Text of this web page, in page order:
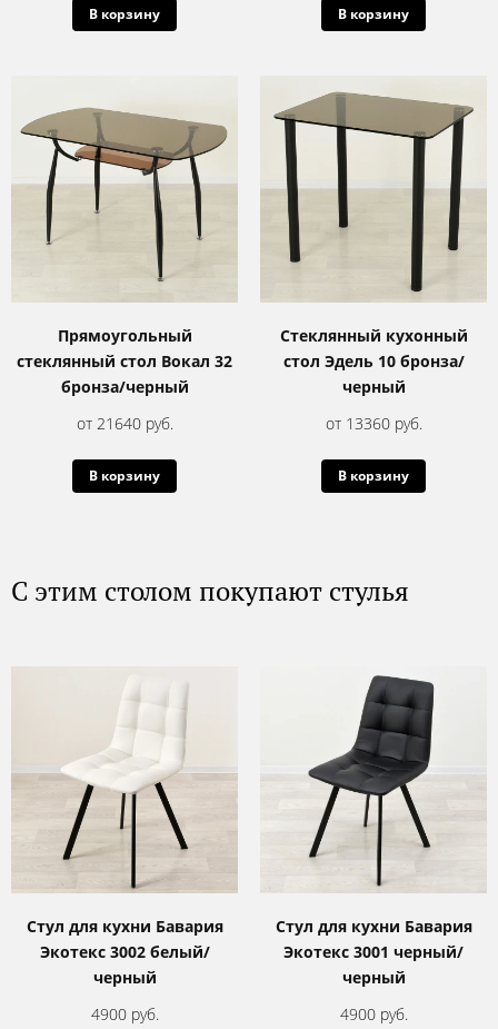
В корзину В корзину
Прямоугольный
стеклянный стол Вокал 32
бронза/черный
от 21640 руб.
В корзину
Стеклянный кухонный
стол Эдель 10 бронза/
черный
от 13360 руб.
В корзину
С этим столом покупают стулья
Стул для кухни Бавария
Экотекс 3002 белый/
черный
4900 руб.
Стул для кухни Бавария
Экотекс 3001 черный/
черный
4900 руб.